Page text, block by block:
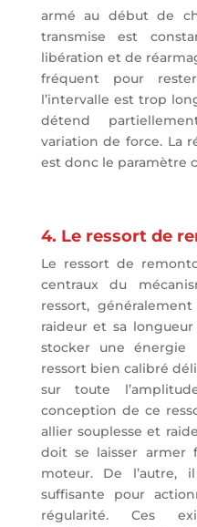
armé au début de
transmise est
libération et de
fréquent pour
l’intervalle est trop
détend
variation de force. La
est donc le paramètre
4. Le ressort de
Le ressort de
centraux du
ressort,
raideur et sa
stocker une énergie
ressort bien calibré
sur toute
conception de ce
allier souplesse et
doit se laisser armer
moteur. De l’autre,
suffisante pour
régularité. Ces